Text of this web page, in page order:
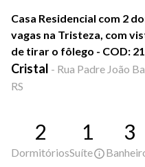
Casa Residencial com 2
vagas na Tristeza, com
de tirar o fôlego - COD:
Cristal - Rua Padre João
RS
2
Dormitórios
1
Suíte
3